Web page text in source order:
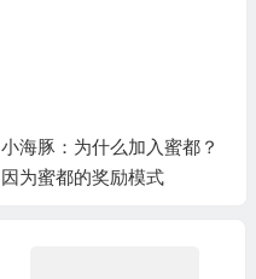
小海豚：为什么加入蜜都？
因为蜜都的奖励模式